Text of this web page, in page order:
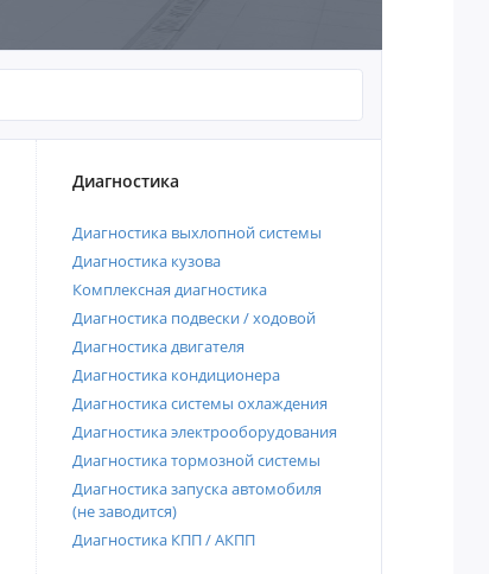
Диагностика
Диагностика выхлопной системы
Диагностика кузова
Комплексная диагностика
Диагностика подвески / ходовой
Диагностика двигателя
Диагностика кондиционера
Диагностика системы охлаждения
Диагностика электрооборудования
Диагностика тормозной системы
Диагностика запуска автомобиля
(не заводится)
Диагностика КПП / АКПП